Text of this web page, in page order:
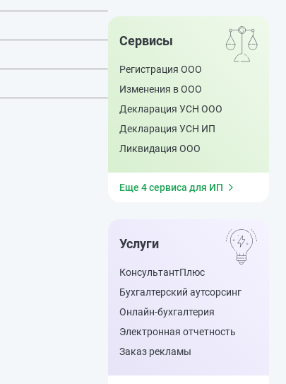
Сервисы
Регистрация ООО
Изменения в ООО
Декларация УСН ООО
Декларация УСН ИП
Ликвидация ООО
Еще 4 сервиса для ИП
Услуги
КонсультантПлюс
Бухгалтерский аутсорсинг
Онлайн-бухгалтерия
Электронная отчетность
Заказ рекламы